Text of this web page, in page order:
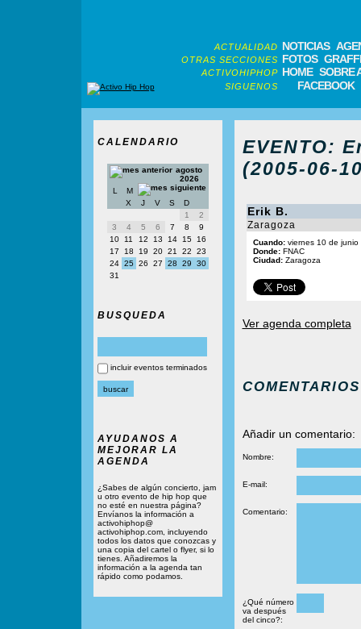
ACTUALIDAD NOTICIAS
OTRAS SECCIONES FOTOS
ACTIVOHIPHOP HOME SOBRE
SIGUENOS FACEBOOK
CALENDARIO
agosto
2026
L
M
X
J V S
D
1
2
3
4 5 6 7 8
9
10
11 12 13 14 15
16
17
18 19 20 21 22
23
24 25 26 27 28 29
30
31
BUSQUEDA
incluir eventos terminados
AYUDANOS A
MEJORAR LA
AGENDA
¿Sabes de algún concierto, jam
u otro evento de hip hop que
no esté en nuestra página?
Envíanos la información a
activohiphop@
activohiphop.com, incluyendo
todos los datos que conozcas y
una copia del cartel o flyer, si lo
tienes. Añadiremos la
información a la agenda tan
rápido como podamos.
EVENTO:
(2005-06-
Erik B.
Zaragoza
Cuando:viernes 10 de junio
Donde:FNAC
Ciudad:Zaragoza
Ver agenda completa
COMENTARIOS
Añadir un comentario:
Nombre:
E-mail:
Comentario:
¿Qué número
va después
del cinco?: